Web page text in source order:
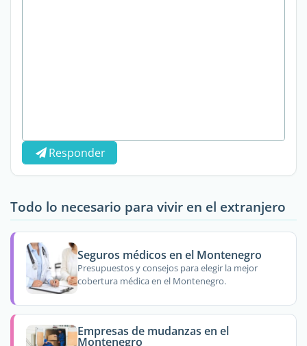
Responder
Todo lo necesario para vivir en el extranjero
Seguros médicos en el Montenegro
Presupuestos y consejos para elegir la mejor
cobertura médica en el Montenegro.
Empresas de mudanzas en el
Montenegro